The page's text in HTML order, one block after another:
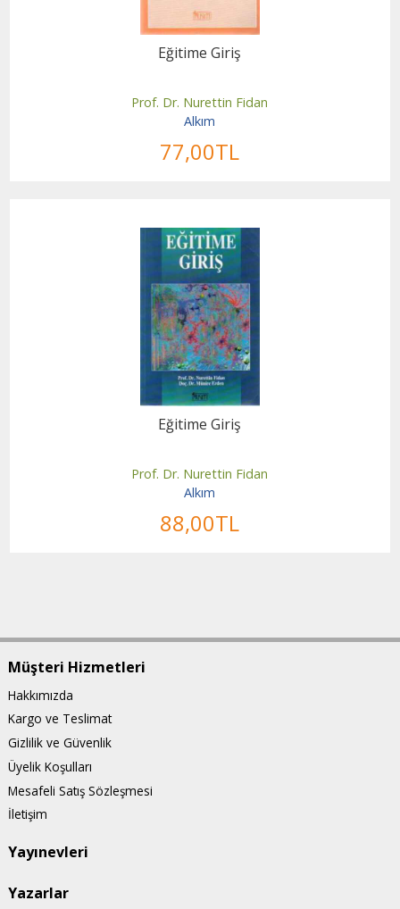
Eğitime Giriş
Prof. Dr. Nurettin Fidan
Alkım
77,00TL
Eğitime Giriş
Prof. Dr. Nurettin Fidan
Alkım
88,00TL
Müşteri Hizmetleri
Hakkımızda
Kargo ve Teslimat
Gizlilik ve Güvenlik
Üyelik Koşulları
Mesafeli Satış Sözleşmesi
İletişim
Yayınevleri
Yazarlar